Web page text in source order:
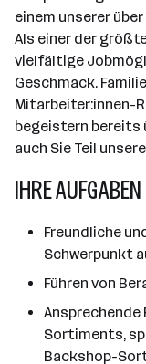
einem unserer
Als einer der
vielfältige
Geschmack.
Mitarbeiter:innen-
begeistern bereits
auch Sie Teil
IHRE
Freundliche
Schwerpunkt
Führen von
Sortiments,
Backshop-